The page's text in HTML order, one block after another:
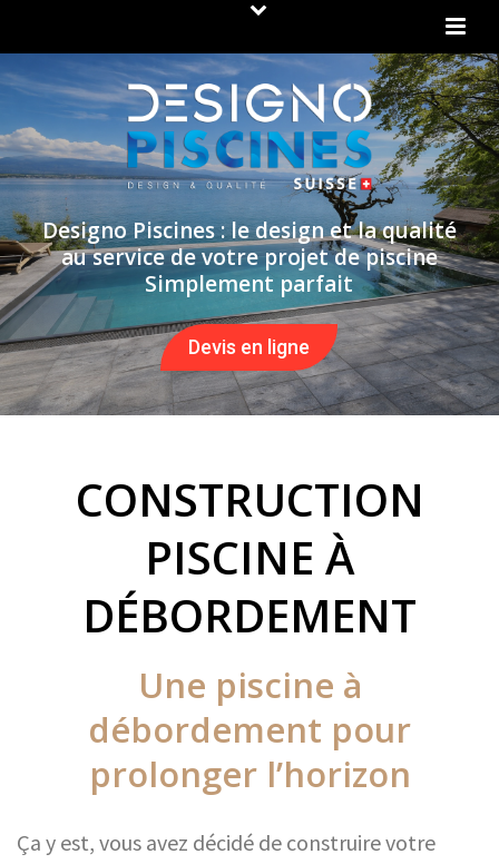
Designo Piscines : le design et la qualité
au service de votre projet de piscine
Simplement parfait
Devis en ligne
CONSTRUCTION
PISCINE À
DÉBORDEMENT
Une piscine à
débordement pour
prolonger l’horizon
Ça y est, vous avez décidé de construire votre